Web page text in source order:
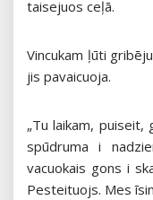
taisejuos ceļā.
Vincukam ļūti
jis pavaicuoja.
„Tu laikam, puiseit,
spūdruma i
vacuokais gons i
Pesteituojs. Mes